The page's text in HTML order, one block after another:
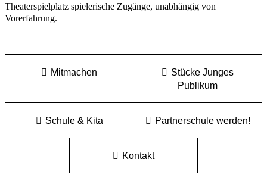
Theaterspielplatz spielerische Zugänge, unabhängig von
Vorerfahrung.
Mitmachen
Stücke Junges
Publikum
Schule & Kita Partnerschule werden!
Kontakt